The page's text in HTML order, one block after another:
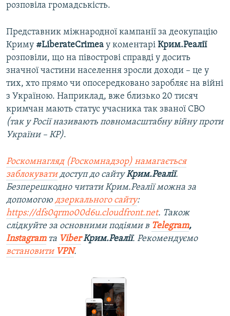
розповіла громадськість.
Представник міжнародної кампанії за деокупацію
Криму #LiberateCrimeа у коментарі Крим.Реалії
розповіли, що на півострові справді у досить
значної частини населення зросли доходи – це у
тих, хто прямо чи опосередковано заробляє на війні
з Україною. Наприклад, вже близько 20 тисяч
кримчан мають статус учасника так званої СВО
(так у Росії називають повномасштабну війну проти
України – КР).
Роскомнагляд (Роскомнадзор) намагається
заблокуватидоступ до сайтуКрим.Реалії.
Безперешкодно читати Крим.Реалії можна за
допомогою дзеркального сайту:
https://dfs0qrmo00d6u.cloudfront.net. Також
слідкуйте за основними подіями в Telegram,
Instagramта ViberКрим.Реалії. Рекомендуємо
встановити VPN.